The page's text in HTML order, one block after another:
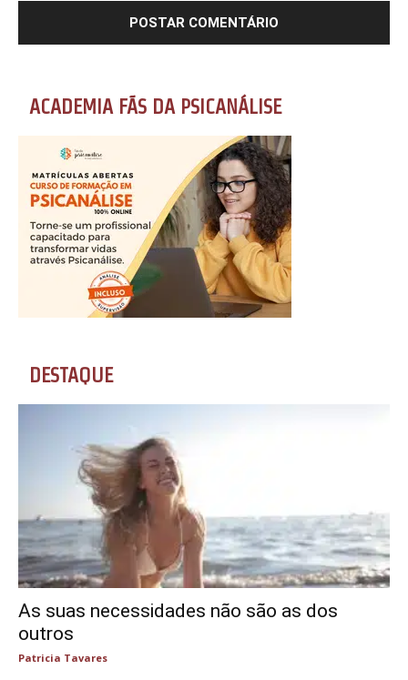
ACADEMIA FÃS DA PSICANÁLISE
DESTAQUE
As suas necessidades não são as dos
outros
Patricia Tavares